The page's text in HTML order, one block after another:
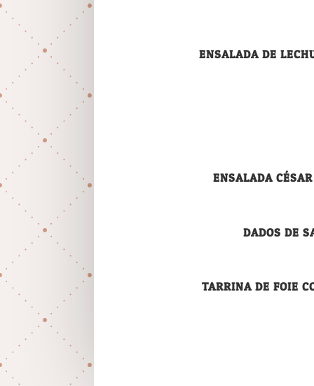
ENSALADA DE
ENSALADA
DADOS DE
TARRINA DE FOIE